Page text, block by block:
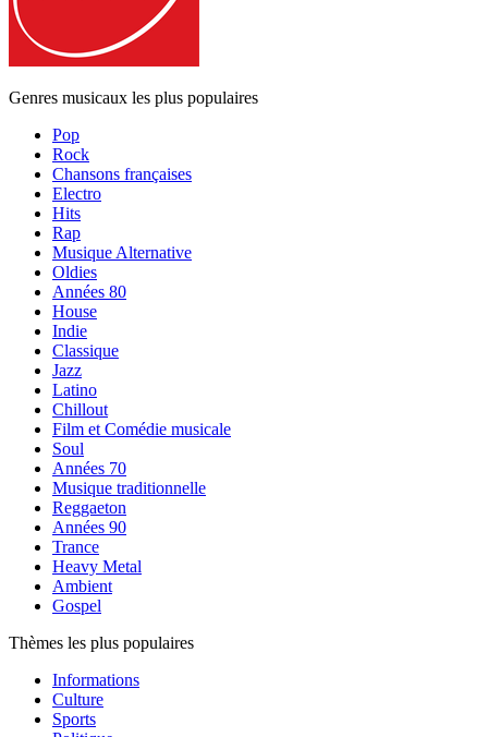
Genres musicaux les plus populaires
Pop
Rock
Chansons françaises
Electro
Hits
Rap
Musique Alternative
Oldies
Années 80
House
Indie
Classique
Jazz
Latino
Chillout
Film et Comédie musicale
Soul
Années 70
Musique traditionnelle
Reggaeton
Années 90
Trance
Heavy Metal
Ambient
Gospel
Thèmes les plus populaires
Informations
Culture
Sports